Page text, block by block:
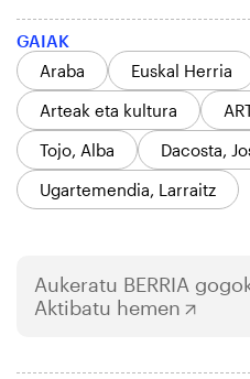
GAIAK
Araba
Euskal Herria
Arteak eta kultura
Tojo, Alba
Dacosta,
Ugartemendia, Larraitz
Aukeratu BERRIA
Aktibatu hemen